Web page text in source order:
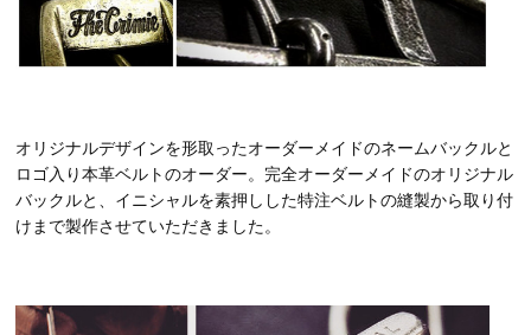
オリジナルデザインを形取ったオーダーメイドのネームバックルと
ロゴ入り本革ベルトのオーダー。完全オーダーメイドのオリジナル
バックルと、イニシャルを素押しした特注ベルトの縫製から取り付
けまで製作させていただきました。